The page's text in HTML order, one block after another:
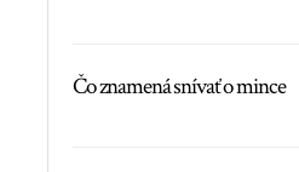
Čo znamená snívať o mince